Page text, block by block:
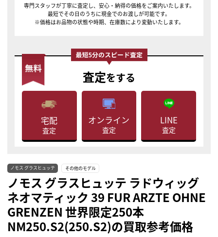
専門スタッフが丁寧に査定し、安心・納得の価格をご案内いたします。
最短でその日のうちに現金でのお渡しが可能です。
※価格はお品物の状態や時期、在庫数により変動いたします。
査定をする
宅配
査定
オンライン
査定
LINE
査定
ノモス グラスヒュッテ その他のモデル
ノモス グラスヒュッテ ラドウィッグ
ネオマティック 39 FUR ARZTE OHNE
GRENZEN 世界限定250本
NM250.S2(250.S2)の買取参考価格